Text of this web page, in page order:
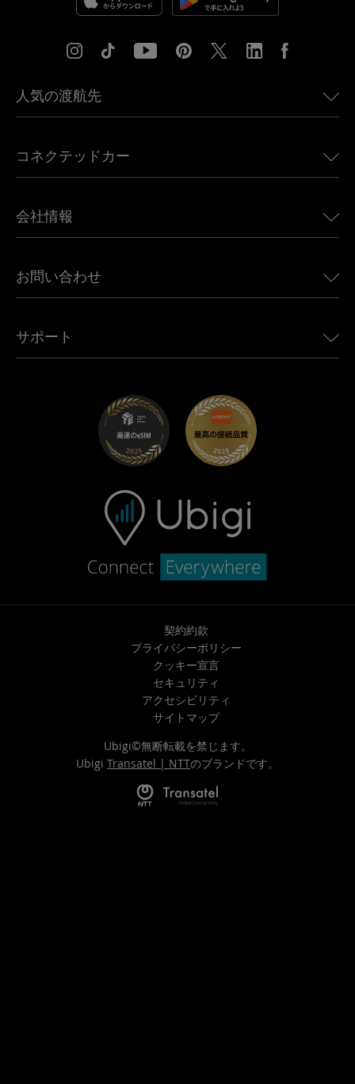
人気の渡航先
ヨーロッパ向けeSIM
カナダ向けeSIM
アフリカ向けeSIM
すべての目的地を見る
コネクテッドカー
Land Rover向けUbigi
Jeep向けUbigi
Mini向けUbigi
Maserati向けUbigi
会社情報
Ubigi関連プレス
Ubigiアプリ
お問い合わせ
アフェリエイトプログラム
サポート
トラブルシューティング
ヘルプセンター
お問い合わせ先
契約約款
プライバシーポリシー
クッキー宣言
セキュリティ
アクセシビリティ
サイトマップ
Ubigi©無断転載を禁じます。
Ubigi Transatel | NTTのブランドです。